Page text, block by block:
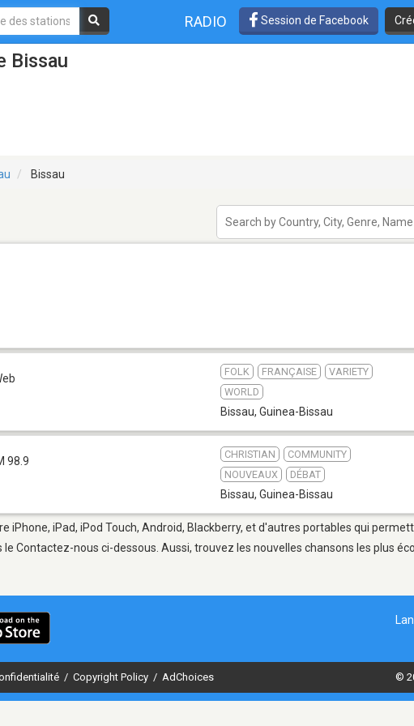
RADIO Session de Facebook
Bissau
Bissau
FOLK FRANÇAISE
VARIETY
WORLD
Bissau, Guinea-Bissau
98.9
CHRISTIAN
COMMUNITY
NOUVEAUX
DÉBAT
Bissau, Guinea-Bissau
iPhone, iPad, iPod Touch, Android, Blackberry, et d'autres portables qui
Contactez-nous ci-dessous. Aussi, trouvez les nouvelles chansons les plus
/ Copyright Policy / AdChoices ©